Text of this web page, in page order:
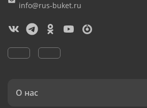
info@rus-buket.ru
О нас